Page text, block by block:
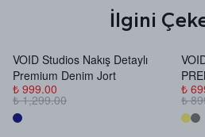
İlgini
VOID Studios Nakış Detaylı
Premium Denim Jort
₺ 999.00
₺ 1,299.00
₺
₺